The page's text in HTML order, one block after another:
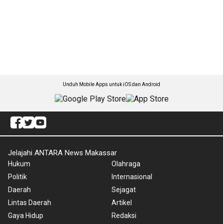
Unduh Mobile Apps untuk iOS dan Android
Jelajahi ANTARA News Makassar
Hukum
Politik
Daerah
Lintas Daerah
Gaya Hidup
Olahraga
Internasional
Sejagat
Artikel
Redaksi